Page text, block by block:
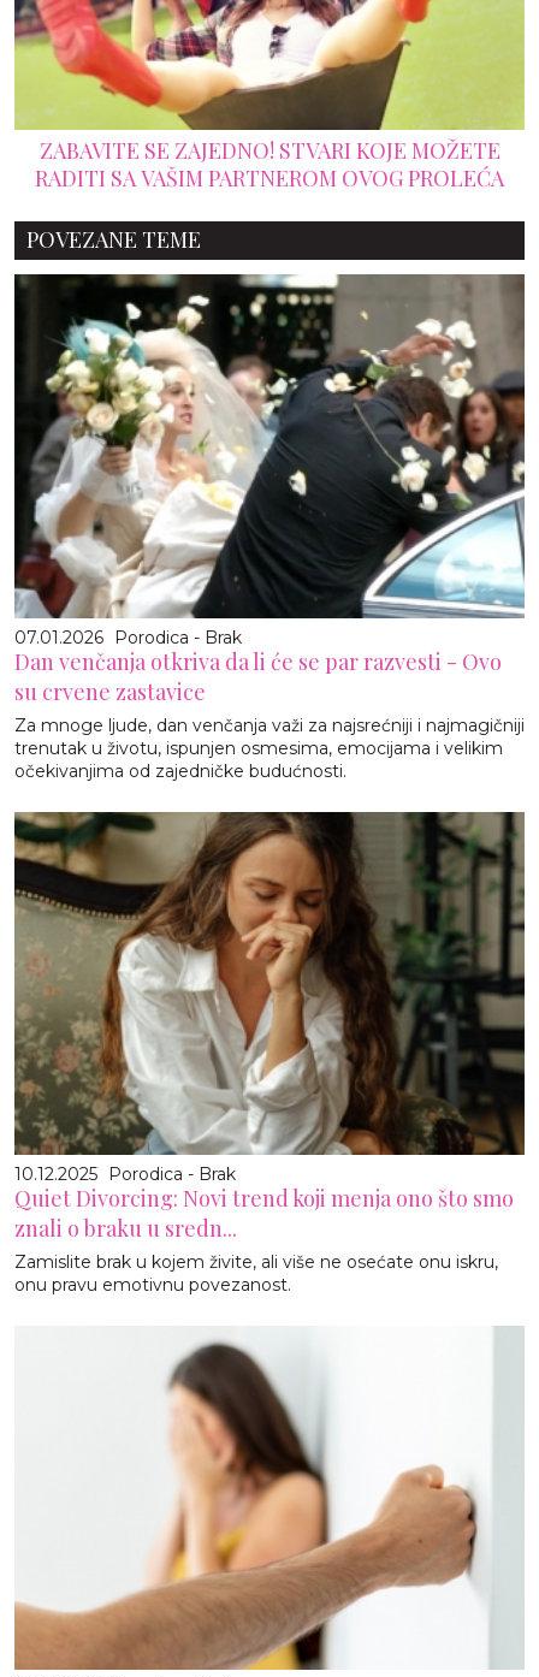
ZABAVITE SE ZAJEDNO! STVARI KOJE MOŽETE
RADITI SA VAŠIM PARTNEROM OVOG PROLEĆA
POVEZANE TEME
07.01.2026 Porodica - Brak
Dan venčanja otkriva da li će se par razvesti - Ovo
su crvene zastavice
Za mnoge ljude, dan venčanja važi za najsrećniji i najmagičniji
trenutak u životu, ispunjen osmesima, emocijama i velikim
očekivanjima od zajedničke budućnosti.
10.12.2025 Porodica - Brak
Quiet Divorcing: Novi trend koji menja ono što smo
znali o braku u sredn...
Zamislite brak u kojem živite, ali više ne osećate onu iskru,
onu pravu emotivnu povezanost.